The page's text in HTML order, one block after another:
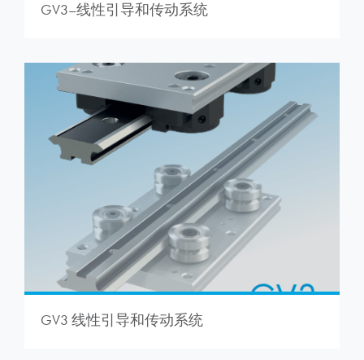
GV3–线性引导和传动系统
GV3 线性引导和传动系统